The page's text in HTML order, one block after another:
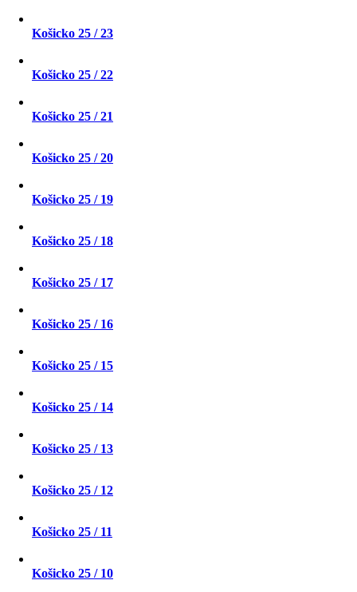
Košicko 25 / 23
Košicko 25 / 22
Košicko 25 / 21
Košicko 25 / 20
Košicko 25 / 19
Košicko 25 / 18
Košicko 25 / 17
Košicko 25 / 16
Košicko 25 / 15
Košicko 25 / 14
Košicko 25 / 13
Košicko 25 / 12
Košicko 25 / 11
Košicko 25 / 10